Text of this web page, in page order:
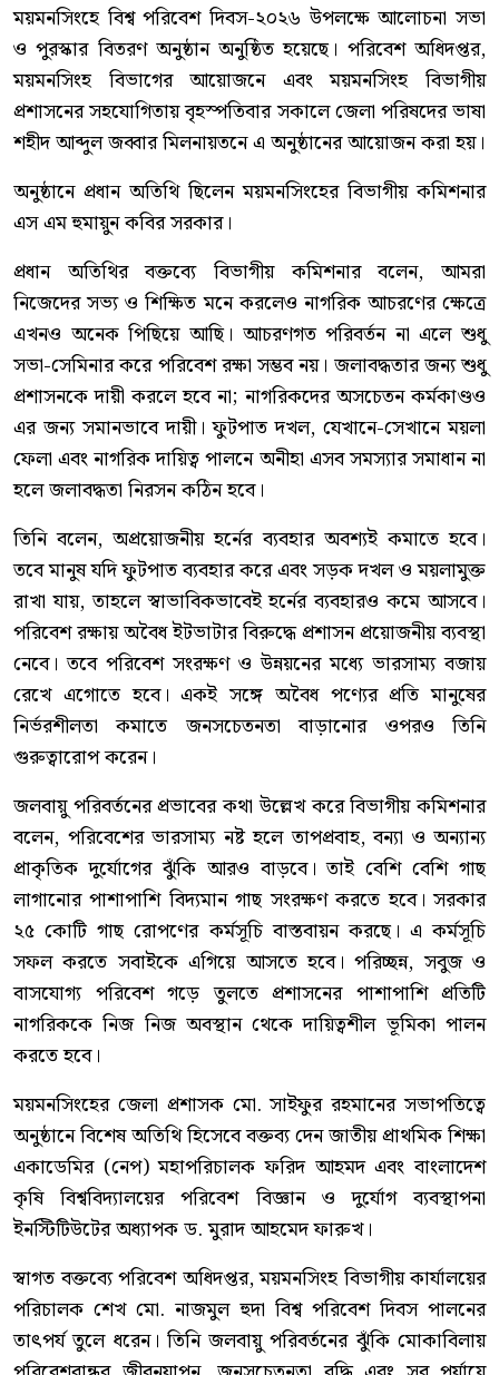
ময়মনসিংহে বিশ্ব পরিবেশ দিবস-২০২৬ উপলক্ষে আলোচনা সভা
ও পুরস্কার বিতরণ অনুষ্ঠান অনুষ্ঠিত হয়েছে। পরিবেশ অধিদপ্তর,
ময়মনসিংহ বিভাগের আয়োজনে এবং ময়মনসিংহ বিভাগীয়
প্রশাসনের সহযোগিতায় বৃহস্পতিবার সকালে জেলা পরিষদের ভাষা
শহীদ আব্দুল জব্বার মিলনায়তনে এ অনুষ্ঠানের আয়োজন করা হয়।
অনুষ্ঠানে প্রধান অতিথি ছিলেন ময়মনসিংহের বিভাগীয় কমিশনার
এস এম হুমায়ুন কবির সরকার।
প্রধান অতিথির বক্তব্যে বিভাগীয় কমিশনার বলেন, আমরা
নিজেদের সভ্য ও শিক্ষিত মনে করলেও নাগরিক আচরণের ক্ষেত্রে
এখনও অনেক পিছিয়ে আছি। আচরণগত পরিবর্তন না এলে শুধু
সভা-সেমিনার করে পরিবেশ রক্ষা সম্ভব নয়। জলাবদ্ধতার জন্য শুধু
প্রশাসনকে দায়ী করলে হবে না; নাগরিকদের অসচেতন কর্মকাণ্ডও
এর জন্য সমানভাবে দায়ী। ফুটপাত দখল, যেখানে-সেখানে ময়লা
ফেলা এবং নাগরিক দায়িত্ব পালনে অনীহা এসব সমস্যার সমাধান না
হলে জলাবদ্ধতা নিরসন কঠিন হবে।
তিনি বলেন, অপ্রয়োজনীয় হর্নের ব্যবহার অবশ্যই কমাতে হবে।
তবে মানুষ যদি ফুটপাত ব্যবহার করে এবং সড়ক দখল ও ময়লামুক্ত
রাখা যায়, তাহলে স্বাভাবিকভাবেই হর্নের ব্যবহারও কমে আসবে।
পরিবেশ রক্ষায় অবৈধ ইটভাটার বিরুদ্ধে প্রশাসন প্রয়োজনীয় ব্যবস্থা
নেবে। তবে পরিবেশ সংরক্ষণ ও উন্নয়নের মধ্যে ভারসাম্য বজায়
রেখে এগোতে হবে। একই সঙ্গে অবৈধ পণ্যের প্রতি মানুষের
নির্ভরশীলতা কমাতে জনসচেতনতা বাড়ানোর ওপরও তিনি
গুরুত্বারোপ করেন।
জলবায়ু পরিবর্তনের প্রভাবের কথা উল্লেখ করে বিভাগীয় কমিশনার
বলেন, পরিবেশের ভারসাম্য নষ্ট হলে তাপপ্রবাহ, বন্যা ও অন্যান্য
প্রাকৃতিক দুর্যোগের ঝুঁকি আরও বাড়বে। তাই বেশি বেশি গাছ
লাগানোর পাশাপাশি বিদ্যমান গাছ সংরক্ষণ করতে হবে। সরকার
২৫ কোটি গাছ রোপণের কর্মসূচি বাস্তবায়ন করছে। এ কর্মসূচি
সফল করতে সবাইকে এগিয়ে আসতে হবে। পরিচ্ছন্ন, সবুজ ও
বাসযোগ্য পরিবেশ গড়ে তুলতে প্রশাসনের পাশাপাশি প্রতিটি
নাগরিককে নিজ নিজ অবস্থান থেকে দায়িত্বশীল ভূমিকা পালন
করতে হবে।
ময়মনসিংহের জেলা প্রশাসক মো. সাইফুর রহমানের সভাপতিত্বে
অনুষ্ঠানে বিশেষ অতিথি হিসেবে বক্তব্য দেন জাতীয় প্রাথমিক শিক্ষা
একাডেমির (নেপ) মহাপরিচালক ফরিদ আহমদ এবং বাংলাদেশ
কৃষি বিশ্ববিদ্যালয়ের পরিবেশ বিজ্ঞান ও দুর্যোগ ব্যবস্থাপনা
ইনস্টিটিউটের অধ্যাপক ড. মুরাদ আহমেদ ফারুখ।
স্বাগত বক্তব্যে পরিবেশ অধিদপ্তর, ময়মনসিংহ বিভাগীয় কার্যালয়ের
পরিচালক শেখ মো. নাজমুল হুদা বিশ্ব পরিবেশ দিবস পালনের
তাৎপর্য তুলে ধরেন। তিনি জলবায়ু পরিবর্তনের ঝুঁকি মোকাবিলায়